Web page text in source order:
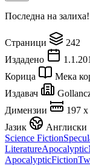
Последна на залиха!
Страници
242
Издадено
Корица
Мека
Издавач
Димензии
197
Јазик
Англиски
Science Fiction
LiteratureApocalyptic
ApocalypticFiction